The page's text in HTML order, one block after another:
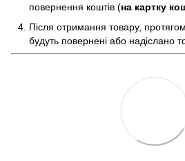
повернення коштів (на картку
Після отримання товару, протягом
будуть повернені або надіслано